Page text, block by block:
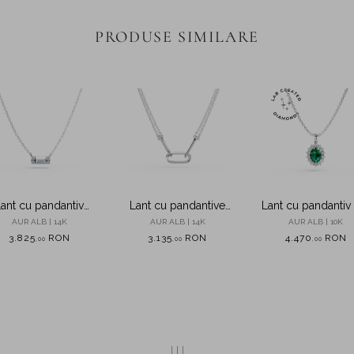
PRODUSE SIMILARE
Lant cu pandantiv
din aur alb
AUR ALB | 14K
3.825 00 RON
Lant cu pandantive
geometrice din aur alb
AUR ALB | 14K
3.135 ,00 RON
Lant cu
aur alb cu
create in
AUR ALB | 10K
4.470 00 RON